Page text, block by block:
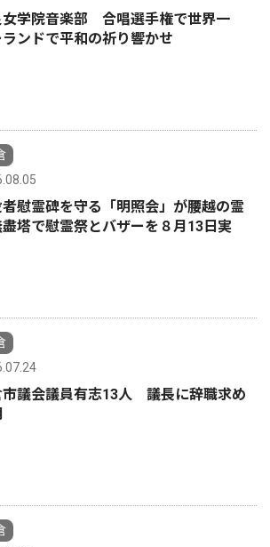
女学院音楽部 合唱選手権で世界一
ンドで平和の祈り響かせ
慰霊碑を守る「明照会」が腰越の霊
塔で慰霊祭とバザーを８月13日実
市議会議員有志13人 議長に辞職求め